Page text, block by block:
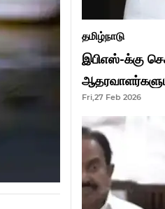
தமிழ்நாடு
இபிஎஸ்-க்கு
Fri,27 Feb 2026